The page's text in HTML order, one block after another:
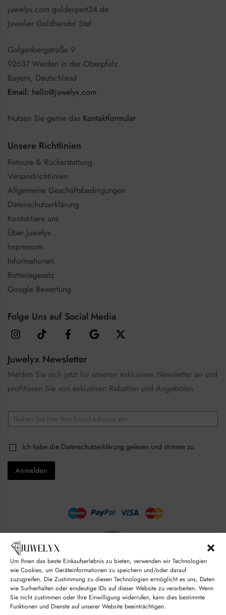
Um Ihnen das beste Einkaufserlebnis zu bieten, verwenden wir Technologien
wie Cookies, um Geräteinformationen zu speichern und/oder darauf
zuzugreifen. Die Zustimmung zu diesen Technologien ermöglicht es uns, Daten
wie Surfverhalten oder eindeutige IDs auf dieser Website zu verarbeiten. Wenn
Sie nicht zustimmen oder Ihre Einwilligung widerrufen, kann dies bestimmte
Funktionen und Dienste auf unserer Website beeinträchtigen.
juwelyx.com goldexpert24.de
Juwelier Goldhandel Stel
Galgenbergstraße 9
92637 Weiden in der Oberpfalz
Bayern, Deutschland
Email: hello@juwelyx.com
Nutzen Sie gerne das Kontaktformular
Unsere Richtlinien
Retoure & Rückerstattung
Versandrichtlinien
Allgemeine Geschäftsbedingungen
Datenschutzerklärung
Kontaktiere uns
Über Juwelyx
Impressum
Informationen
Batteriegesetz
Google Bewertung
Folge Uns auf Social Media
Juwelyx Newsletter
Melden Sie sich jetzt für unseren exklusiven Newsletter an und
profitieren Sie von exklusiven Rabatten und Angeboten.
a
l
*
E
E
lC
h
e
k
*
Ich habe die Datenschutzerklärung gelesen und stimme zu.
Anmelden